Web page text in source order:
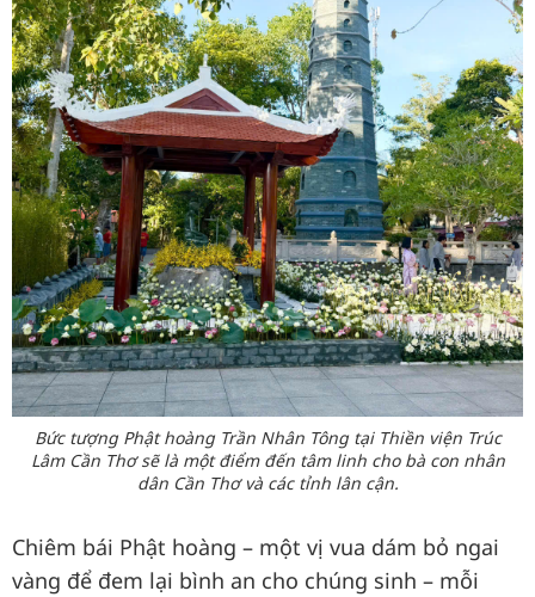
Bức tượng Phật hoàng Trần Nhân Tông tại Thiền viện Trúc
Lâm Cần Thơ sẽ là một điểm đến tâm linh cho bà con nhân
dân Cần Thơ và các tỉnh lân cận.
Chiêm bái Phật hoàng – một vị vua dám bỏ ngai
vàng để đem lại bình an cho chúng sinh – mỗi